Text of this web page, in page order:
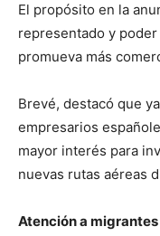
El propósito en la
representado y
promueva más
Brevé, destacó que
empresarios
mayor interés para
nuevas rutas aéreas
Atención a